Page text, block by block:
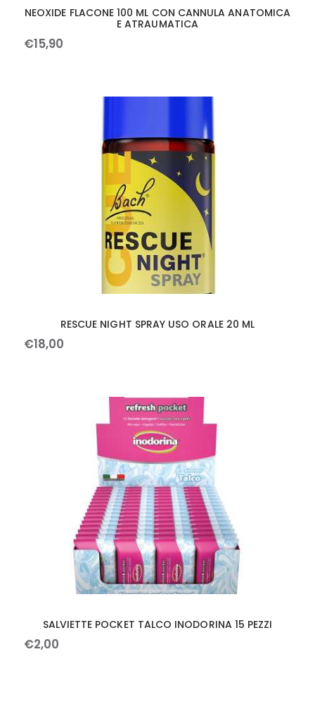
NEOXIDE FLACONE 100 ML CON CANNULA ANATOMICA
E ATRAUMATICA
€15,90
RESCUE NIGHT SPRAY USO ORALE 20 ML
€18,00
SALVIETTE POCKET TALCO INODORINA 15 PEZZI
€2,00